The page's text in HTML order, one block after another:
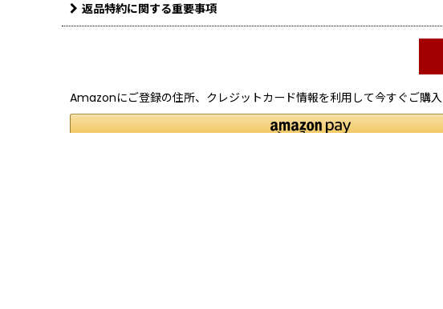
返品特約に関する重要事項
Amazonにご登録の住所、クレジットカード情報を利用して今すぐご購入